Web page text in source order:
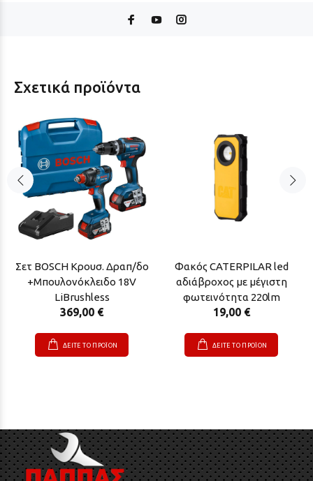
Σχετικά προϊόντα
Σετ BOSCH Κρουσ. Δραπ/δο
+Μπουλονόκλειδο 18V
LiBrushless
369,00 €
ΔΕΙΤΕ ΤΟ ΠΡΟΪΟΝ
Φακός CATERPILAR led
αδιάβροχος με μέγιστη
φωτεινότητα 220lm
19,00 €
ΔΕΙΤΕ ΤΟ ΠΡΟΪΟΝ